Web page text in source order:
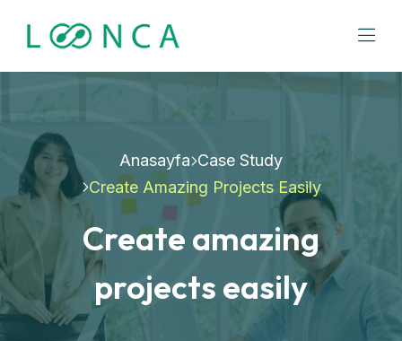
Anasayfa Case Study
Create Amazing Projects Easily
Create amazing
projects easily